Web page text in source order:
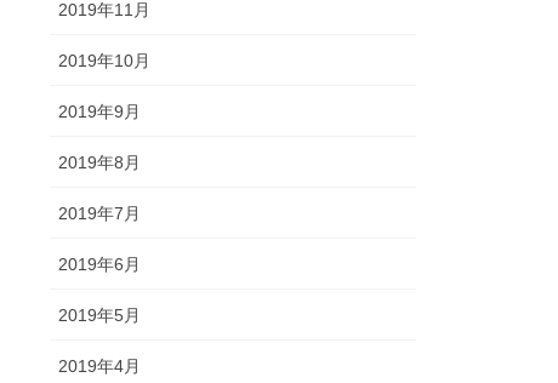
2019年11月
2019年10月
2019年9月
2019年8月
2019年7月
2019年6月
2019年5月
2019年4月